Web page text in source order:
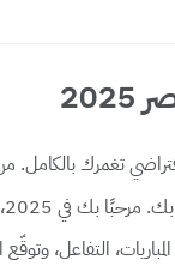
التفاعل، وتوقّع